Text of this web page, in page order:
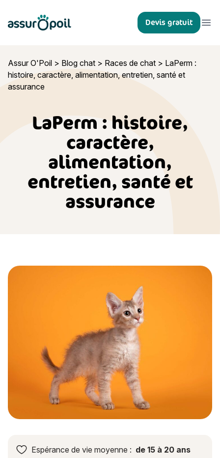
Assur O'Poil Devis gratuit
Assur O'Poil > Blog chat > Races de chat > LaPerm :
histoire, caractère, alimentation, entretien, santé et
assurance
LaPerm : histoire,
caractère,
alimentation,
entretien, santé et
assurance
LaPerm : histoire, caractère, alimentation, entretien, santé
Espérance de vie moyenne : de 15 à 20 ans